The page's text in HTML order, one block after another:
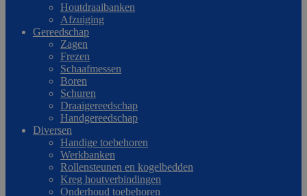
Houtdraaibanken
Afzuiging
Gereedschap
Zagen
Frezen
Schaafmessen
Boren
Schuren
Draaigereedschap
Handgereedschap
Diversen
Handige toebehoren
Werkbanken
Rollensteunen en kogelbedden
Kreg houtverbindingen
Onderhoud toebehoren